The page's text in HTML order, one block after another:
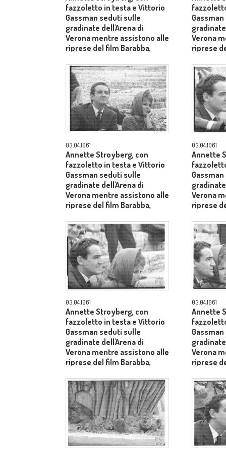
fazzoletto in testa e Vittorio
Gassman seduti sulle
gradinate dell'Arena di
Verona mentre assistono alle
riprese del film Barabba,
Laurentiis - medio primo
piano
Verona
riprese
03.04.1961
Annette Stroyberg, con
fazzoletto in testa e Vittorio
Gassman seduti sulle
gradinate dell'Arena di
Verona mentre assistono alle
riprese del film Barabba,
Laurentiis - piano medio
03.04.1961
Annette
Verona
riprese
03.04.1961
Annette Stroyberg, con
fazzoletto in testa e Vittorio
Gassman seduti sulle
gradinate dell'Arena di
Verona mentre assistono alle
riprese del film Barabba,
Laurentiis - primo piano
03.04.1961
Annette
Verona
riprese